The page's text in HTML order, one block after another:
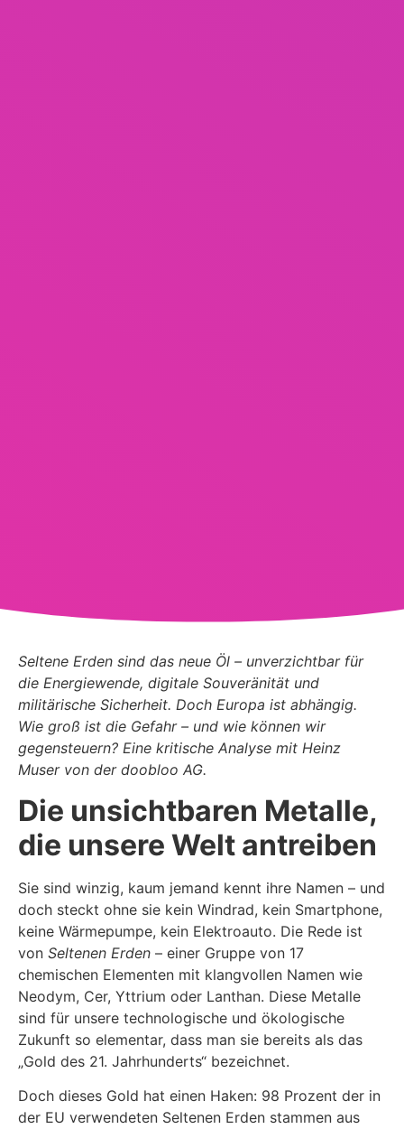
Seltene Erden sind das neue Öl – unverzichtbar für
die Energiewende, digitale Souveränität und
militärische Sicherheit. Doch Europa ist abhängig.
Wie groß ist die Gefahr – und wie können wir
gegensteuern? Eine kritische Analyse mit Heinz
Muser von der doobloo AG.
Die unsichtbaren Metalle,
die unsere Welt antreiben
Sie sind winzig, kaum jemand kennt ihre Namen – und
doch steckt ohne sie kein Windrad, kein Smartphone,
keine Wärmepumpe, kein Elektroauto. Die Rede ist
von Seltenen Erden – einer Gruppe von 17
chemischen Elementen mit klangvollen Namen wie
Neodym, Cer, Yttrium oder Lanthan. Diese Metalle
sind für unsere technologische und ökologische
Zukunft so elementar, dass man sie bereits als das
„Gold des 21. Jahrhunderts“ bezeichnet.
Doch dieses Gold hat einen Haken: 98 Prozent der in
der EU verwendeten Seltenen Erden stammen aus